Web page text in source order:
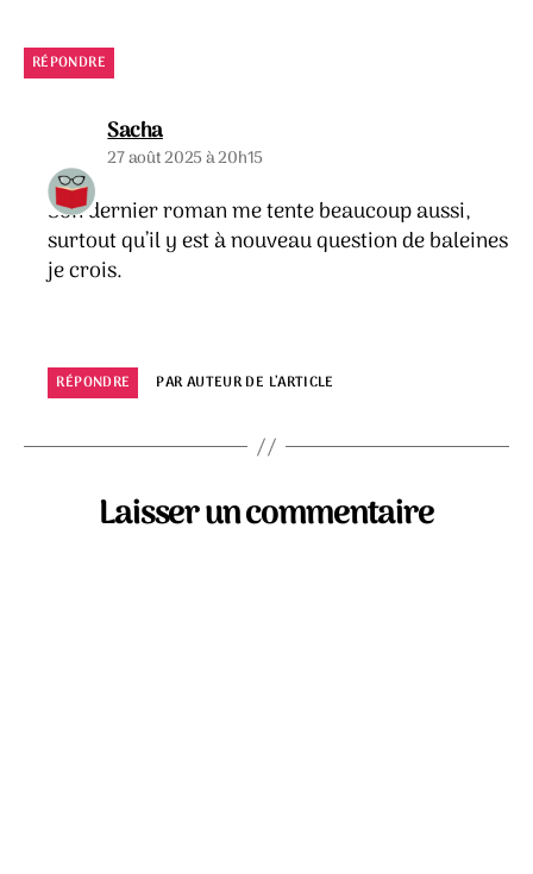
RÉPONDRE
Sachadit :
27 août 2025 à 20h15
Son dernier roman me tente beaucoup aussi,
surtout qu’il y est à nouveau question de baleines
je crois.
RÉPONDRE PAR AUTEUR DE L’ARTICLE
Laisser un commentaire